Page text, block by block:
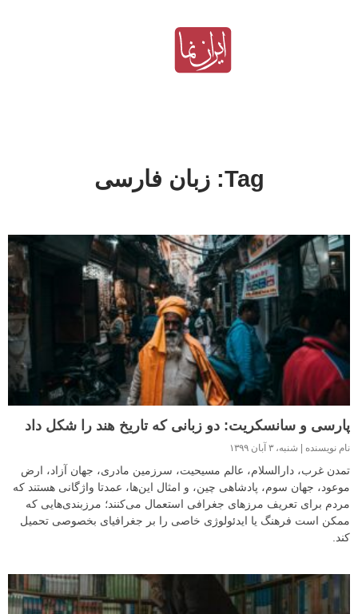
Tag: زبان فارسی
پارسی و سانسکریت: دو زبانی که تاریخ هند را شکل داد
نام نویسنده شنبه، ۳ آبان ۱۳۹۹
تمدن غرب، دارالسلام، عالم مسیحیت، سرزمین مادری، جهان آزاد، ارض
موعود، جهان سوم، پادشاهی چین، و امثال این‌ها، عمدتا واژگانی هستند که
مردم برای تعریف مرزهای جغرافی استعمال می‌کنند؛ مرزبندی‌هایی که
ممکن است فرهنگ یا ایدئولوژی خاصی را بر جغرافیای بخصوصی تحمیل
کند.